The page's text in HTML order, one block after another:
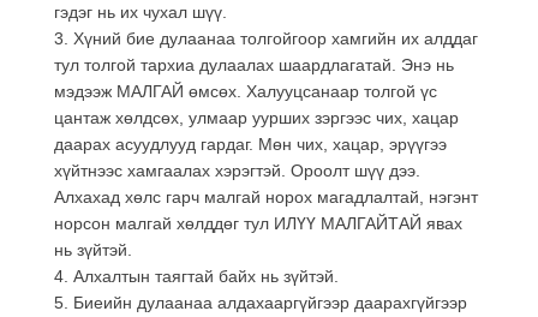
гэдэг нь их чухал шүү.
3. Хүний бие дулаанаа толгойгоор хамгийн их алддаг
тул толгой тархиа дулаалах шаардлагатай. Энэ нь
мэдээж МАЛГАЙ өмсөх. Халууцсанаар толгой үс
цантаж хөлдсөх, улмаар уурших зэргээс чих, хацар
даарах асуудлууд гардаг. Мөн чих, хацар, эрүүгээ
хүйтнээс хамгаалах хэрэгтэй. Ороолт шүү дээ.
Алхахад хөлс гарч малгай норох магадлалтай, нэгэнт
норсон малгай хөлддөг тул ИЛҮҮ МАЛГАЙТАЙ явах
нь зүйтэй.
4. Алхалтын таягтай байх нь зүйтэй.
5. Биеийн дулаанаа алдахааргүйгээр даарахгүйгээр